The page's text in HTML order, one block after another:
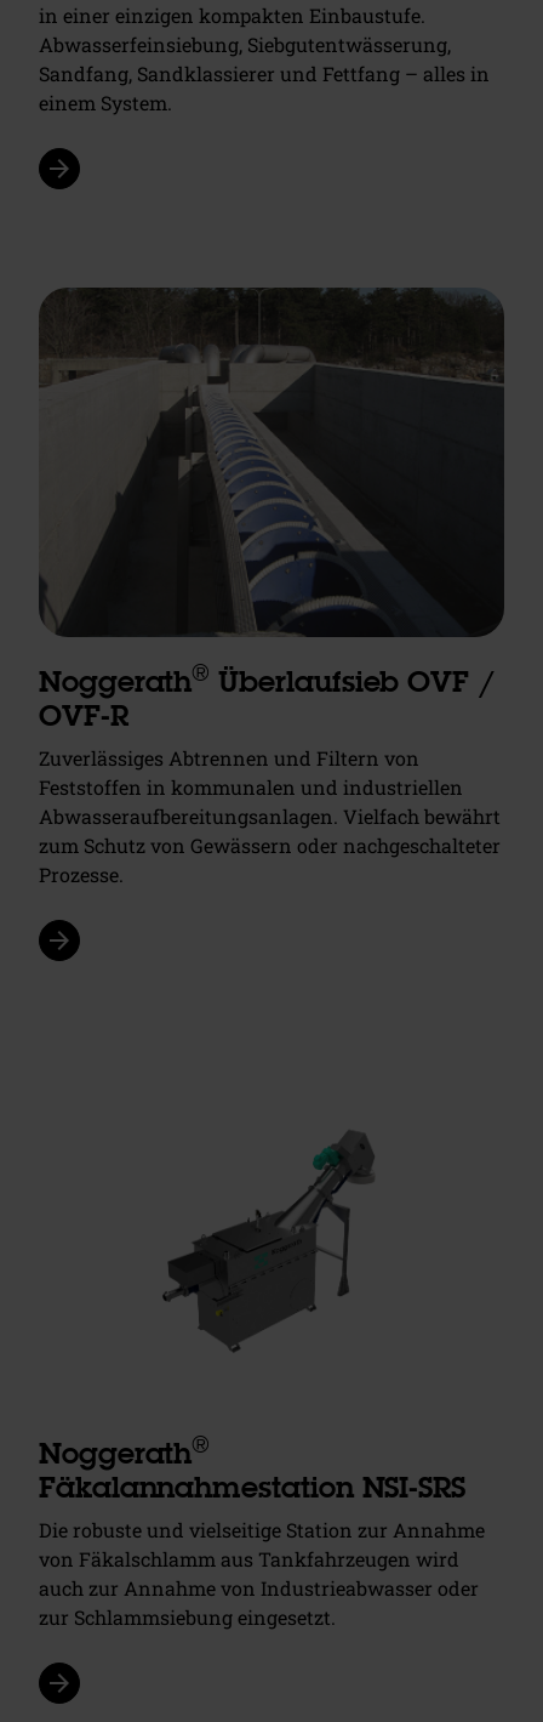
in einer einzigen kompakten Einbaustufe.
Abwasserfeinsiebung, Siebgutentwässerung,
Sandfang, Sandklassierer und Fettfang – alles in
einem System.
arrow_forward
Noggerath® Überlaufsieb OVF /
OVF-R
Zuverlässiges Abtrennen und Filtern von
Feststoffen in kommunalen und industriellen
Abwasseraufbereitungsanlagen. Vielfach bewährt
zum Schutz von Gewässern oder nachgeschalteter
Prozesse.
arrow_forward
Noggerath®
Fäkalannahmestation NSI-SRS
Die robuste und vielseitige Station zur Annahme
von Fäkalschlamm aus Tankfahrzeugen wird
auch zur Annahme von Industrieabwasser oder
zur Schlammsiebung eingesetzt.
arrow_forward